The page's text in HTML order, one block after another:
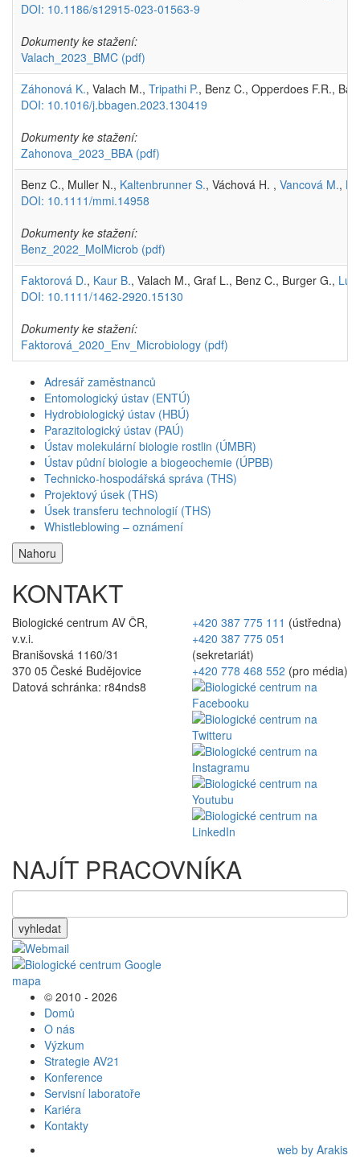
DOI: 10.1186/s12915-023-01563-9
Dokumenty ke stažení:
Valach_2023_BMC (pdf)
Záhonová K., Valach M., Tripathi P., Benz C., Opperdoes F.R.,
DOI: 10.1016/j.bbagen.2023.130419
Dokumenty ke stažení:
Zahonova_2023_BBA (pdf)
Benz C., Muller N., Kaltenbrunner S., Váchová H. , Vancová M.,
DOI: 10.1111/mmi.14958
Dokumenty ke stažení:
Benz_2022_MolMicrob (pdf)
Faktorová D., Kaur B., Valach M., Graf L., Benz C., Burger G.,
DOI: 10.1111/1462-2920.15130
Dokumenty ke stažení:
Faktorová_2020_Env_Microbiology (pdf)
Adresář zaměstnanců
Entomologický ústav (ENTÚ)
Hydrobiologický ústav (HBÚ)
Parazitologický ústav (PAÚ)
Ústav molekulární biologie rostlin (ÚMBR)
Ústav půdní biologie a biogeochemie (ÚPBB)
Technicko-hospodářská správa (THS)
Projektový úsek (THS)
Úsek transferu technologií (THS)
Whistleblowing – oznámení
Nahoru
KONTAKT
Biologické centrum AV ČR,
v.v.i.
Branišovská 1160/31
370 05 České Budějovice
Datová schránka: r84nds8
+420 387 775 111 (ústředna)
+420 387 775 051
(sekretariát)
+420 778 468 552 (pro média)
NAJÍT PRACOVNÍKA
vyhledat
© 2010 - 2026
Domů
O nás
Výzkum
Strategie AV21
Konference
Servisní laboratoře
Kariéra
Kontakty
web by Arakis